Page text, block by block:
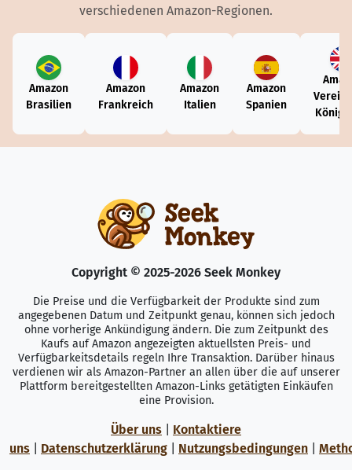
verschiedenen Amazon-Regionen.
Amazon
Brasilien
Amazon
Frankreich
Amazon
Italien
Amazon
Spanien
Copyright © 2025-2026 Seek Monkey
Die Preise und die Verfügbarkeit der Produkte sind zum
angegebenen Datum und Zeitpunkt genau, können sich jedoch
ohne vorherige Ankündigung ändern. Die zum Zeitpunkt des
Kaufs auf Amazon angezeigten aktuellsten Preis- und
Verfügbarkeitsdetails regeln Ihre Transaktion. Darüber hinaus
verdienen wir als Amazon-Partner an allen über die auf unserer
Plattform bereitgestellten Amazon-Links getätigten Einkäufen
eine Provision.
Über uns
Kontaktiere
uns
Datenschutzerklärung Nutzungsbedingungen